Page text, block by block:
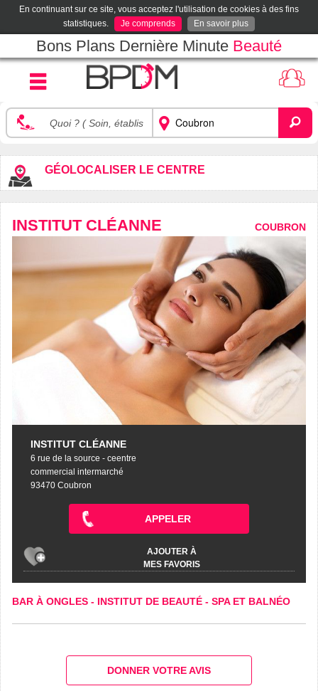
En continuant sur ce site, vous acceptez l'utilisation de cookies à des fins
statistiques.
Je comprends En savoir plus
Bons Plans Dernière Minute Beauté
GÉOLOCALISER LE CENTRE
INSTITUT CLÉANNE COUBRON
INSTITUT CLÉANNE
6 rue de la source - ceentre
commercial intermarché
93470 Coubron
APPELER
AJOUTER À
MES FAVORIS
BAR À ONGLES - INSTITUT DE BEAUTÉ - SPA ET BALNÉO
DONNER VOTRE AVIS